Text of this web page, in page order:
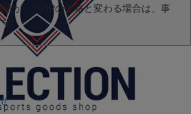
が、当HPの価格と変わる場合は、事
す。